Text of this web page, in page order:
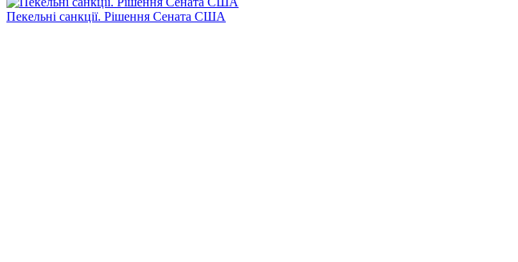
Пекельні санкції. Рішення Сената США